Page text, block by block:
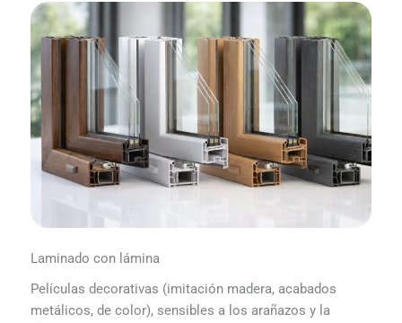
Laminado con lámina
Películas decorativas (imitación madera, acabados
metálicos, de color), sensibles a los arañazos y la